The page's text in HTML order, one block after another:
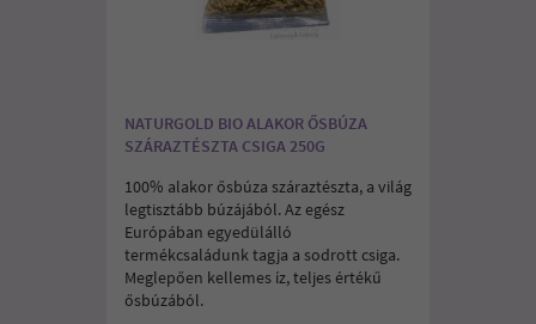
NATURGOLD BIO ALAKOR ŐSBÚZA
SZÁRAZTÉSZTA CSIGA 250G
100% alakor ősbúza száraztészta, a világ
legtisztább búzájából. Az egész
Európában egyedülálló
termékcsaládunk tagja a sodrott csiga.
Meglepően kellemes íz, teljes értékű
ősbúzából.